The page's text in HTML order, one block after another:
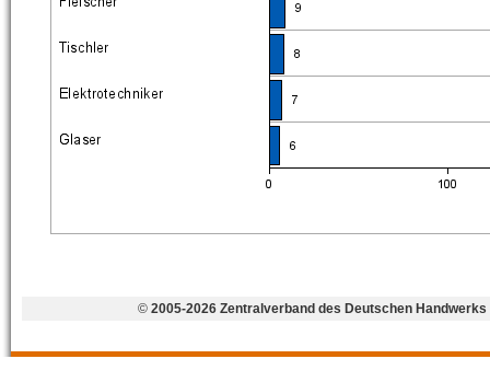
© 2005-2026 Zentralverband des Deutschen Handwerks